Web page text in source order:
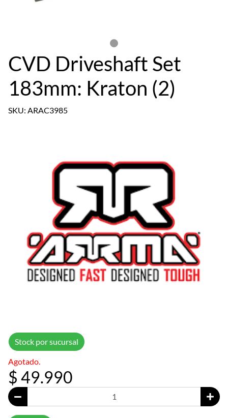
CVD Driveshaft Set
183mm: Kraton (2)
SKU: ARAC3985
Stock por sucursal
Agotado.
$ 49.990